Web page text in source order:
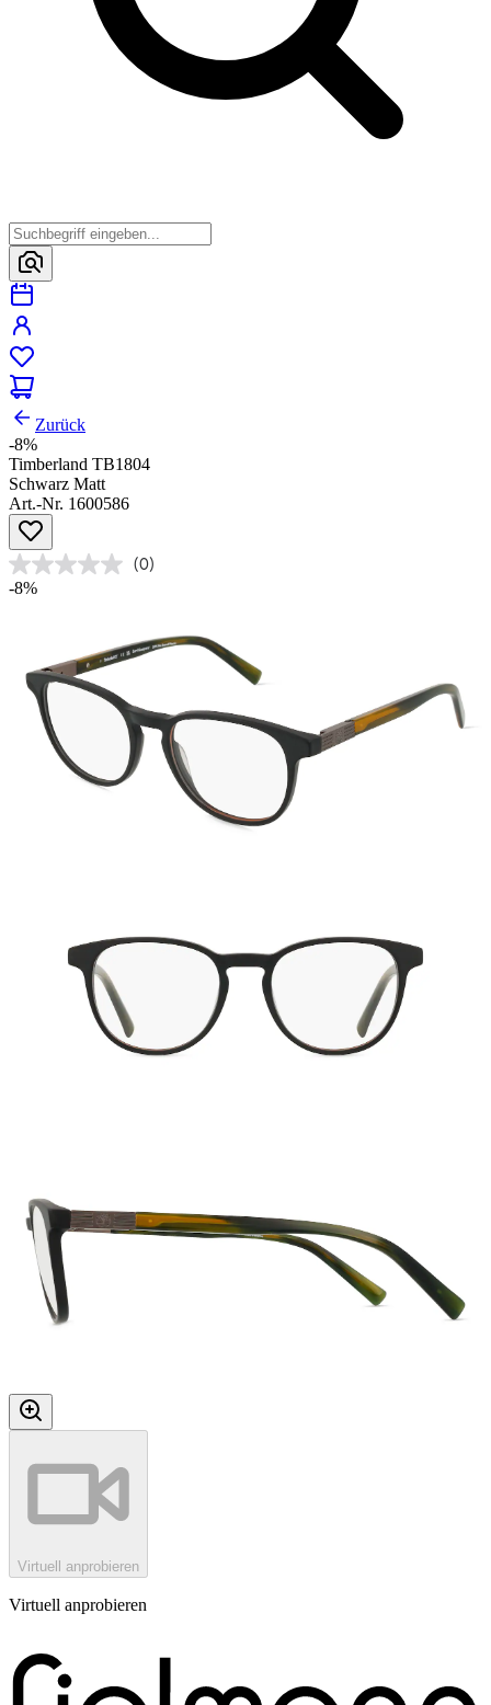
Zurück
-8%
Timberland TB1804
Schwarz Matt
Art.-Nr. 1600586
(0)
-8%
Virtuell anprobieren
Virtuell anprobieren